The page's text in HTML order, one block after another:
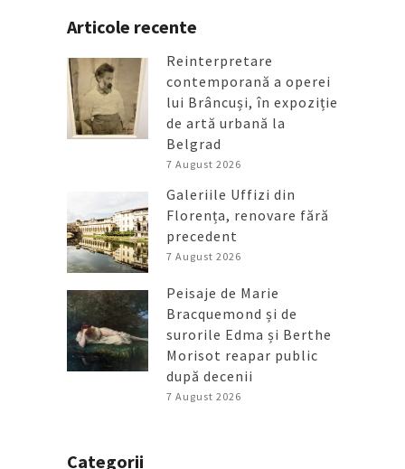
Articole recente
Reinterpretare
contemporană a operei
lui Brâncuși, în expoziție
de artă urbană la
Belgrad
7 August 2026
Galeriile Uffizi din
Florența, renovare fără
precedent
7 August 2026
Peisaje de Marie
Bracquemond și de
surorile Edma și Berthe
Morisot reapar public
după decenii
7 August 2026
Categorii